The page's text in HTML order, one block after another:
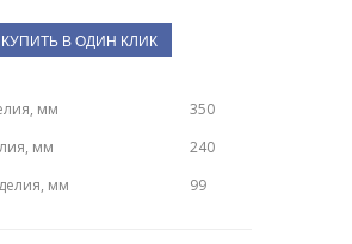
КУПИТЬ В ОДИН КЛИК
мм
350
мм
240
мм
99